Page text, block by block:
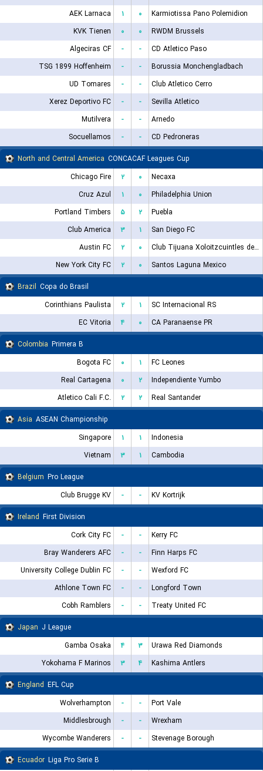
AEK Larnaca
۱ ۰
Karmiotissa Pano Polemidion
KVK Tienen
۰ ۰
RWDM Brussels
Algeciras CF
- -
CD Atletico Paso
TSG 1899 Hoffenheim
- -
Borussia Monchengladbach
UD Tomares
- -
Club Atletico Cerro
Xerez Deportivo FC
- -
Sevilla Atletico
Mutilvera
- -
Arnedo
Socuellamos
- -
CD Pedroneras
North and Central America CONCACAF Leagues Cup
Chicago Fire
۲ ۰
Necaxa
Cruz Azul
۱ ۰
Philadelphia Union
Portland Timbers
۵ ۲
Puebla
Club America
۳ ۱
San Diego FC
Austin FC
۲ ۰
Club Tijuana Xoloitzcuintles de Caliente
New York City FC
۲ ۰
Santos Laguna Mexico
Brazil Copa do Brasil
Corinthians Paulista
۲ ۱
SC Internacional RS
EC Vitoria
۴ ۰
CA Paranaense PR
Colombia Primera B
Bogota FC
۰ ۱
FC Leones
Real Cartagena
۰ ۲
Independiente Yumbo
Atletico Cali F.C.
۲ ۲
Real Santander
Asia ASEAN Championship
Singapore
۱ ۱
Indonesia
Vietnam
۳ ۱
Cambodia
Belgium Pro League
Club Brugge KV
- -
KV Kortrijk
Ireland First Division
Cork City FC
- -
Kerry FC
Bray Wanderers AFC
- -
Finn Harps FC
University College Dublin FC
- -
Wexford FC
Athlone Town FC
- -
Longford Town
Cobh Ramblers
- -
Treaty United FC
Japan J League
Gamba Osaka
۴ ۳
Urawa Red Diamonds
Yokohama F Marinos
۳ ۴
Kashima Antlers
England EFL Cup
Wolverhampton
- -
Port Vale
Middlesbrough
- -
Wrexham
Wycombe Wanderers
- -
Stevenage Borough
Ecuador Liga Pro Serie B